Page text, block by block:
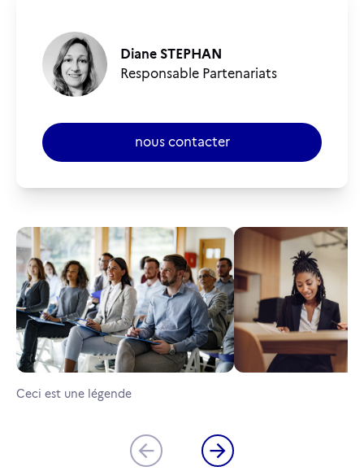
Diane STEPHAN
Responsable Partenariats
nous contacter
Ceci est une légende